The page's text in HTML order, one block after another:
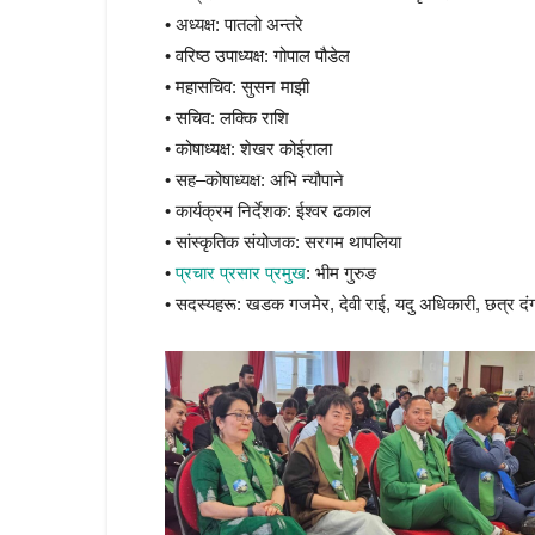
• अध्यक्ष: पातलो अन्तरे
• वरिष्ठ उपाध्यक्ष: गोपाल पौडेल
• महासचिव: सुसन माझी
• सचिव: लक्कि राशि
• कोषाध्यक्ष: शेखर कोईराला
• सह–कोषाध्यक्ष: अभि न्यौपाने
• कार्यक्रम निर्देशक: ईश्वर ढकाल
• सांस्कृतिक संयोजक: सरगम थापलिया
•प्रचार प्रसार प्रमुख: भीम गुरुङ
• सदस्यहरू: खडक गजमेर, देवी राई, यदु अधिकारी, छत्र